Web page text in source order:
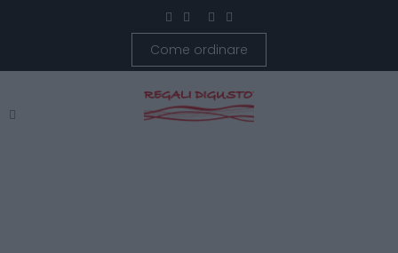
Come ordinare